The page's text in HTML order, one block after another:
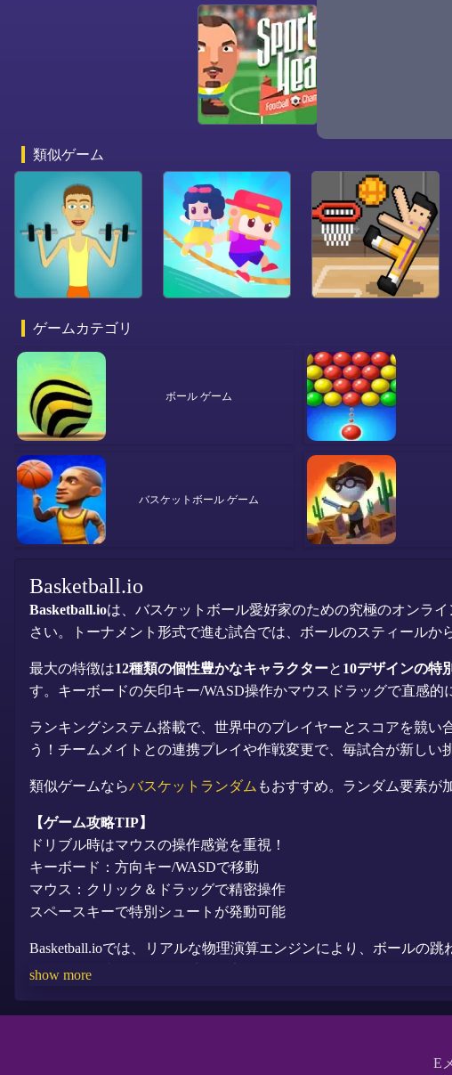
類似ゲーム
ゲームカテゴリ
ボール ゲーム
バスケットボール ゲーム
Basketball.io
Basketball.ioは、バスケットボール愛好家のための究極のオンラ
さい。トーナメント形式で進む試合では、ボールのスティール
最大の特徴は12種類の個性豊かなキャラクターと 10デザインの特
す。キーボードの矢印キー/WASD操作かマウスドラッグで直感
ランキングシステム搭載で、世界中のプレイヤーとスコアを競
う！チームメイトとの連携プレイや作戦変更で、毎試合が新しい
類似ゲームならバスケットランダム もおすすめ。ランダム要素が
【ゲーム攻略TIP】
ドリブル時はマウスの操作感覚を重視！
キーボード：方向キー/WASDで移動
マウス：クリック＆ドラッグで精密操作
スペースキーで特別シュートが発動可能
Basketball.ioでは、リアルな物理演算エンジンにより、ボールの
チームを編成できます。季節限定イベントやデイリーチャレンジ
心者でも安心です。今すぐコートに立って、バスケットボールの
show more
E